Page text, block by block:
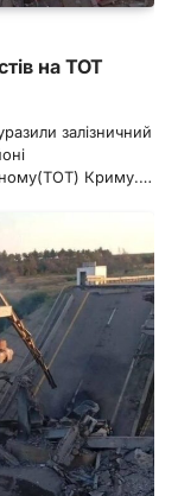
на ТОТ
залізничний
Криму.…